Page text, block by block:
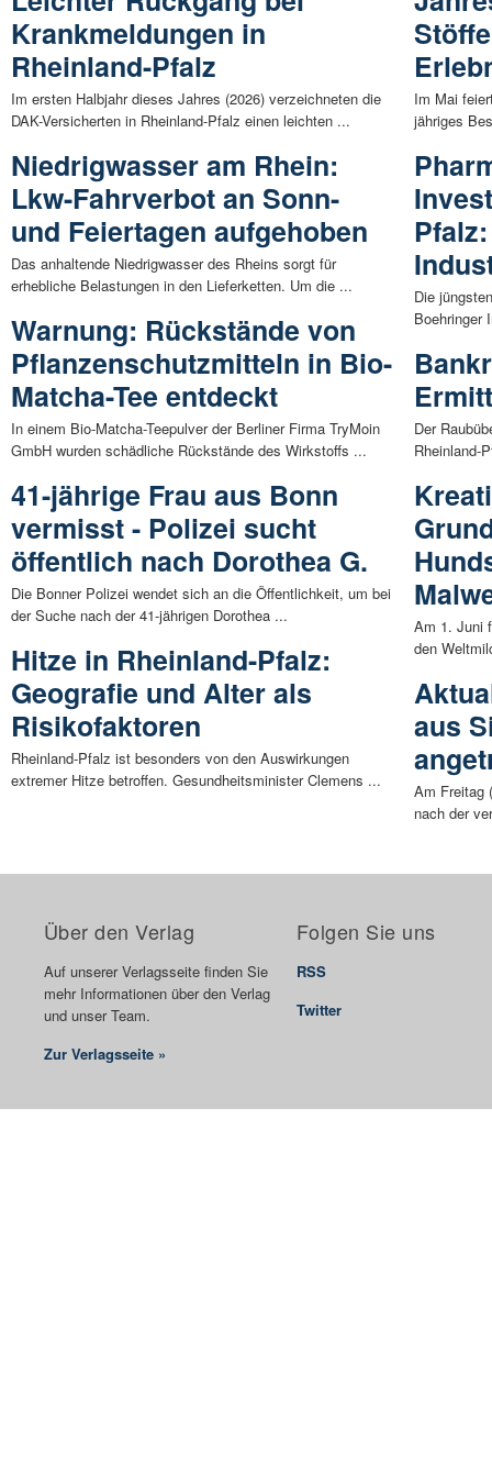
Krankmeldungen in
Rheinland-Pfalz
Im ersten Halbjahr dieses Jahres (2026) verzeichneten die
DAK-Versicherten in Rheinland-Pfalz einen leichten ...
Niedrigwasser am Rhein:
Lkw-Fahrverbot an Sonn-
und Feiertagen aufgehoben
Das anhaltende Niedrigwasser des Rheins sorgt für
erhebliche Belastungen in den Lieferketten. Um die ...
Warnung: Rückstände von
Pflanzenschutzmitteln in Bio-
Matcha-Tee entdeckt
In einem Bio-Matcha-Teepulver der Berliner Firma TryMoin
GmbH wurden schädliche Rückstände des Wirkstoffs ...
41-jährige Frau aus Bonn
vermisst - Polizei sucht
öffentlich nach Dorothea G.
Die Bonner Polizei wendet sich an die Öffentlichkeit, um bei
der Suche nach der 41-jährigen Dorothea ...
Hitze in Rheinland-Pfalz:
Geografie und Alter als
Risikofaktoren
Rheinland-Pfalz ist besonders von den Auswirkungen
extremer Hitze betroffen. Gesundheitsminister Clemens ...
Im Mai
jähriges
Die
Boehringer
Der
Rheinland-
Am 1. Juni
den
aus
Am Freitag
nach der
Über den Verlag
Auf unserer Verlagsseite finden Sie
mehr Informationen über den Verlag
und unser Team.
Zur Verlagsseite »
Folgen Sie uns
RSS
Twitter